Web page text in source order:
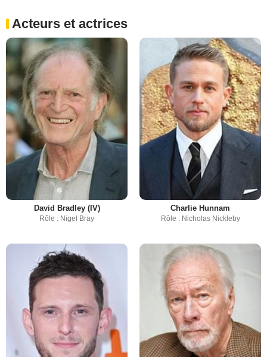
Acteurs et actrices
David Bradley (IV)
Rôle : Nigel Bray
Charlie Hunnam
Rôle : Nicholas Nickleby